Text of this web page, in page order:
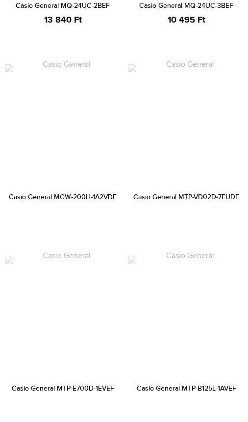
Casio General MQ-24UC-2BEF
13 840 Ft
Casio General MQ-24UC-3BEF
10 495 Ft
Casio General MCW-200H-1A2VDF Casio General MTP-VD02D-7EUDF
Casio General MTP-E700D-1EVEF Casio General MTP-B125L-1AVEF